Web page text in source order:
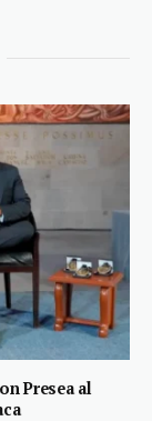
Presea al